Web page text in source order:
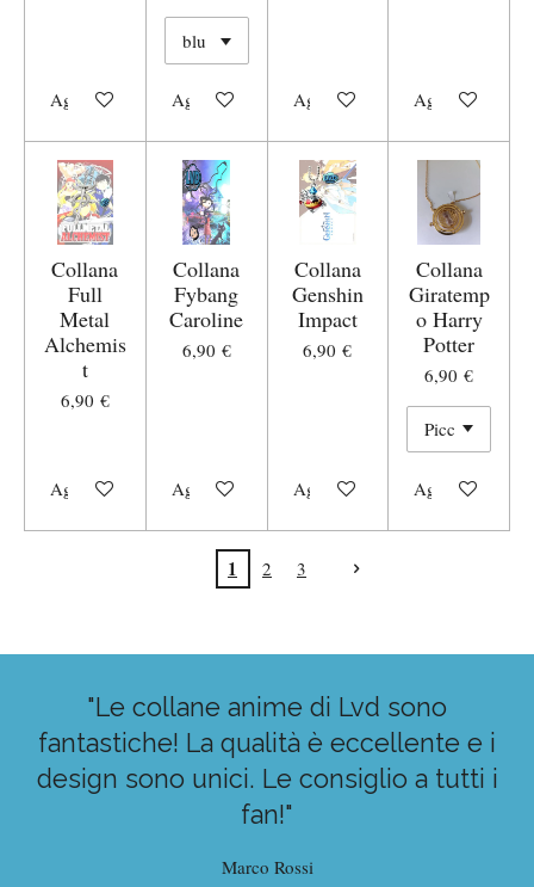
Aggiungi al carrelloAggiungi al carrelloAggiungi al carrelloAggiungi al
Collana
Full
Metal
Alchemis
t
6,90 €
Aggiungi al carrello
Collana
Fybang
Caroline
6,90 €
Aggiungi al carrello
Collana
Genshin
Impact
6,90 €
Aggiungi al carrello
Collana
Giratemp
o Harry
Potter
6,90 €
Aggiungi al
1 2 3
"Le collane anime di Lvd sono
fantastiche! La qualità è eccellente e i
design sono unici. Le consiglio a tutti i
fan!"
Marco Rossi